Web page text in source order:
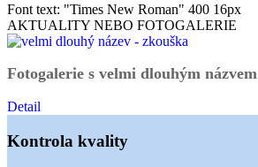
Font text: "Times New Roman" 400 16px
AKTUALITY NEBO FOTOGALERIE
Fotogalerie s velmi dlouhým názvem
Detail
Kontrola kvality